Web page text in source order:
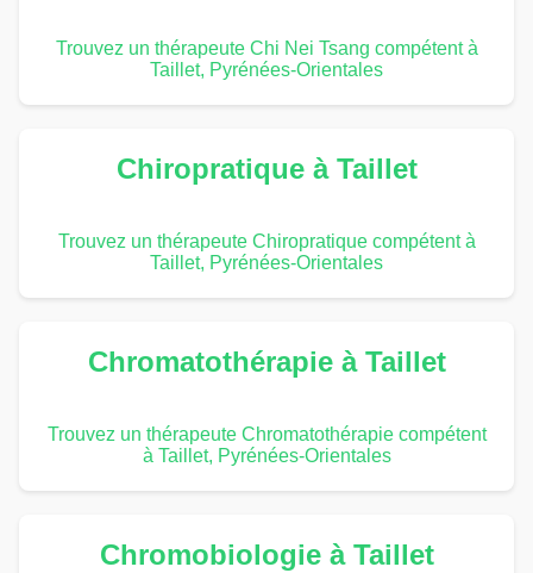
Trouvez un thérapeute Chi Nei Tsang compétent à
Taillet, Pyrénées-Orientales
Chiropratique à Taillet
Trouvez un thérapeute Chiropratique compétent à
Taillet, Pyrénées-Orientales
Chromatothérapie à Taillet
Trouvez un thérapeute Chromatothérapie compétent
à Taillet, Pyrénées-Orientales
Chromobiologie à Taillet